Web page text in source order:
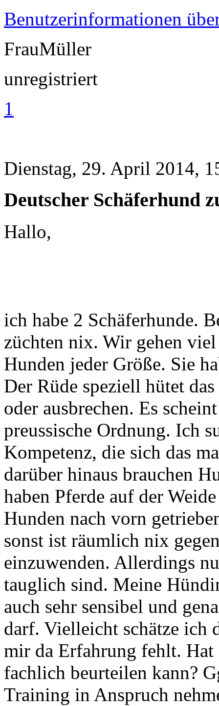
Benutzerinformationen
FrauMüller
unregistriert
1
Dienstag, 29. April 2014,
Deutscher Schäferhund
Hallo,
ich habe 2 Schäferhunde.
züchten nix. Wir gehen
Hunden jeder Größe. Sie
Der Rüde speziell hütet
oder ausbrechen. Es
preussische Ordnung. Ich
Kompetenz, die sich das
darüber hinaus brauchen
haben Pferde auf der
Hunden nach vorn
sonst ist räumlich nix
einzuwenden. Allerdings
tauglich sind. Meine
auch sehr sensibel und
darf. Vielleicht schätze ich
mir da Erfahrung fehlt. Hat
fachlich beurteilen kann?
Training in Anspruch